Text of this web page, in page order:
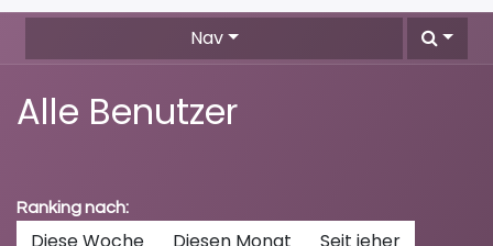
Nav
Alle Benutzer
Ranking nach: